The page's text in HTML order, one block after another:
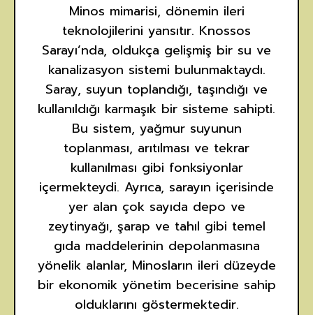
Minos mimarisi, dönemin ileri
teknolojilerini yansıtır. Knossos
Sarayı’nda, oldukça gelişmiş bir su ve
kanalizasyon sistemi bulunmaktaydı.
Saray, suyun toplandığı, taşındığı ve
kullanıldığı karmaşık bir sisteme sahipti.
Bu sistem, yağmur suyunun
toplanması, arıtılması ve tekrar
kullanılması gibi fonksiyonlar
içermekteydi. Ayrıca, sarayın içerisinde
yer alan çok sayıda depo ve
zeytinyağı, şarap ve tahıl gibi temel
gıda maddelerinin depolanmasına
yönelik alanlar, Minosların ileri düzeyde
bir ekonomik yönetim becerisine sahip
olduklarını göstermektedir.